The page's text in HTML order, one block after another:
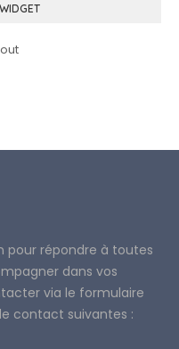
pour répondre à toutes
dans vos
via le formulaire
contact suivantes :